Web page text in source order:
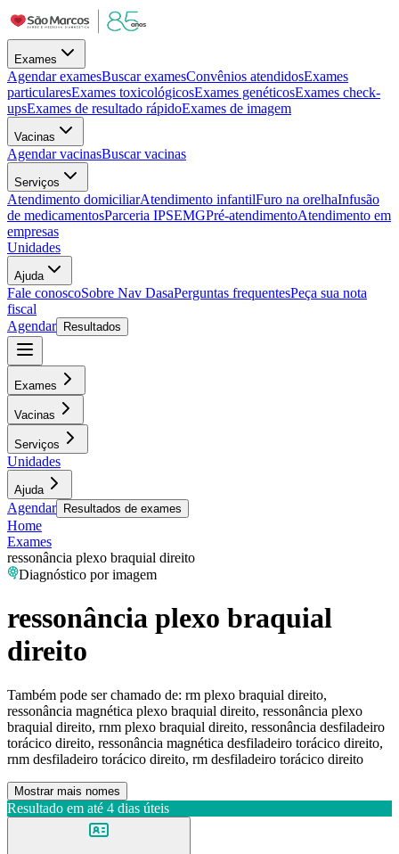
Exames
Agendar examesBuscar examesConvênios atendidosExames
particularesExames toxicológicosExames genéticosExames check-
upsExames de resultado rápidoExames de imagem
Vacinas
Agendar vacinasBuscar vacinas
Serviços
Atendimento domiciliarAtendimento infantilFuro na orelhaInfusão
de medicamentosParceria IPSEMGPré-atendimentoAtendimento em
empresas
Unidades
Ajuda
Fale conoscoSobre Nav DasaPerguntas frequentesPeça sua nota
fiscal
Agendar
Resultados
Exames
Vacinas
Serviços
Unidades
Ajuda
Agendar Resultados de exames
Home
Exames
ressonância plexo braquial direito
Diagnóstico por imagem
ressonância plexo braquial
direito
Também pode ser chamado de: rm plexo braquial direito,
ressonância magnética plexo braquial direito, ressonância plexo
braquial direito, rnm plexo braquial direito, ressonância desfiladeiro
torácico direito, ressonância magnética desfiladeiro torácico direito,
rnm desfiladeiro torácico direito, rm desfiladeiro torácico direito
Mostrar mais nomes
Resultado em até 4 dias úteis